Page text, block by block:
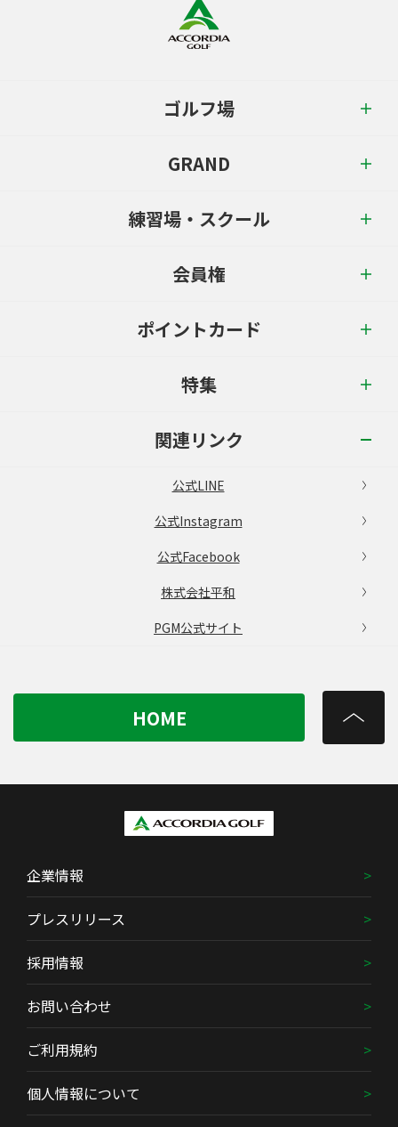
ゴルフ場
GRAND
練習場・スクール
会員権
ポイントカード
特集
関連リンク
公式LINE
公式Instagram
公式Facebook
株式会社平和
PGM公式サイト
HOME
企業情報
プレスリリース
採用情報
お問い合わせ
ご利用規約
個人情報について